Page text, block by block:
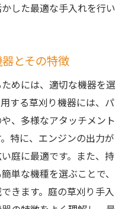
した最適な手入れを行い
とその特徴
めには、適切な機器を選
する草刈り機器には、パ
、多様なアタッチメント
特に、エンジンの出力が
庭に最適です。また、持
単な機種を選ぶことで、
きます。庭の草刈り手入